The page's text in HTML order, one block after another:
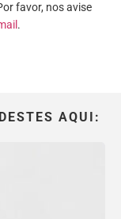
favor, nos avise
.
AQUI: